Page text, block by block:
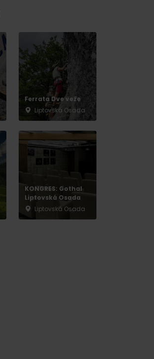
Ferrata Dve veže
Liptovská Osada
KONGRES: Gothal
Liptovská Osada
Liptovská Osada